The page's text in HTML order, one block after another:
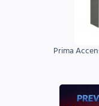
Prima